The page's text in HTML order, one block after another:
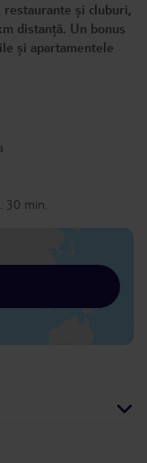
restaurante și cluburi,
distanță. Un bonus
și apartamentele
30 min.